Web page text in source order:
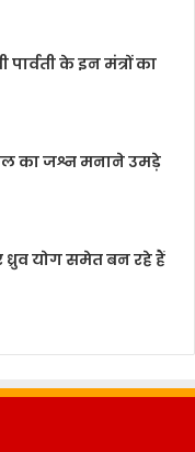
के इन मंत्रों का
का जश्न मनाने उमड़े
ध्रुव योग समेत बन रहे हैं